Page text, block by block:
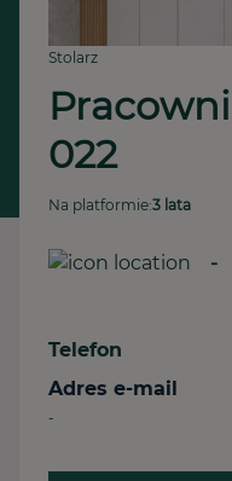
Stolarz
022
Na platformie:3 lata
-
Telefon
Adres e-mail
-